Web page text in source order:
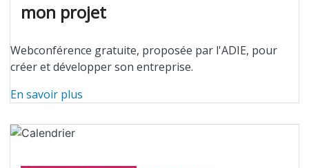
mon projet
Webconférence gratuite, proposée par l'ADIE, pour
créer et développer son entreprise.
En savoir plus